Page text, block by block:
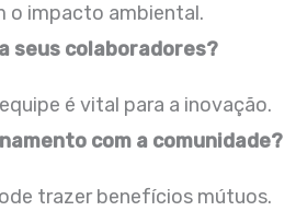
o impacto ambiental.
seus colaboradores?
é vital para a inovação.
com a comunidade?
trazer benefícios mútuos.